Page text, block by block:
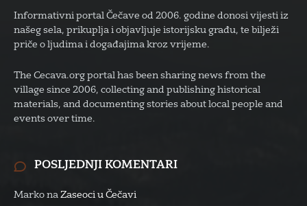
Informativni portal Čečave od 2006. godine donosi vijesti iz
našeg sela, prikuplja i objavljuje istorijsku građu, te bilježi
priče o ljudima i događajima kroz vrijeme.
The Cecava.org portal has been sharing news from the
village since 2006, collecting and publishing historical
materials, and documenting stories about local people and
events over time.
POSLJEDNJI KOMENTARI
Marko na Zaseoci u Čečavi